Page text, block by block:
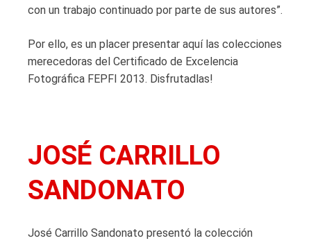
con un trabajo continuado por parte de sus autores”.
Por ello, es un placer presentar aquí las colecciones
merecedoras del Certificado de Excelencia
Fotográfica FEPFI 2013. Disfrutadlas!
JOSÉ CARRILLO
SANDONATO
José Carrillo Sandonato presentó la colección